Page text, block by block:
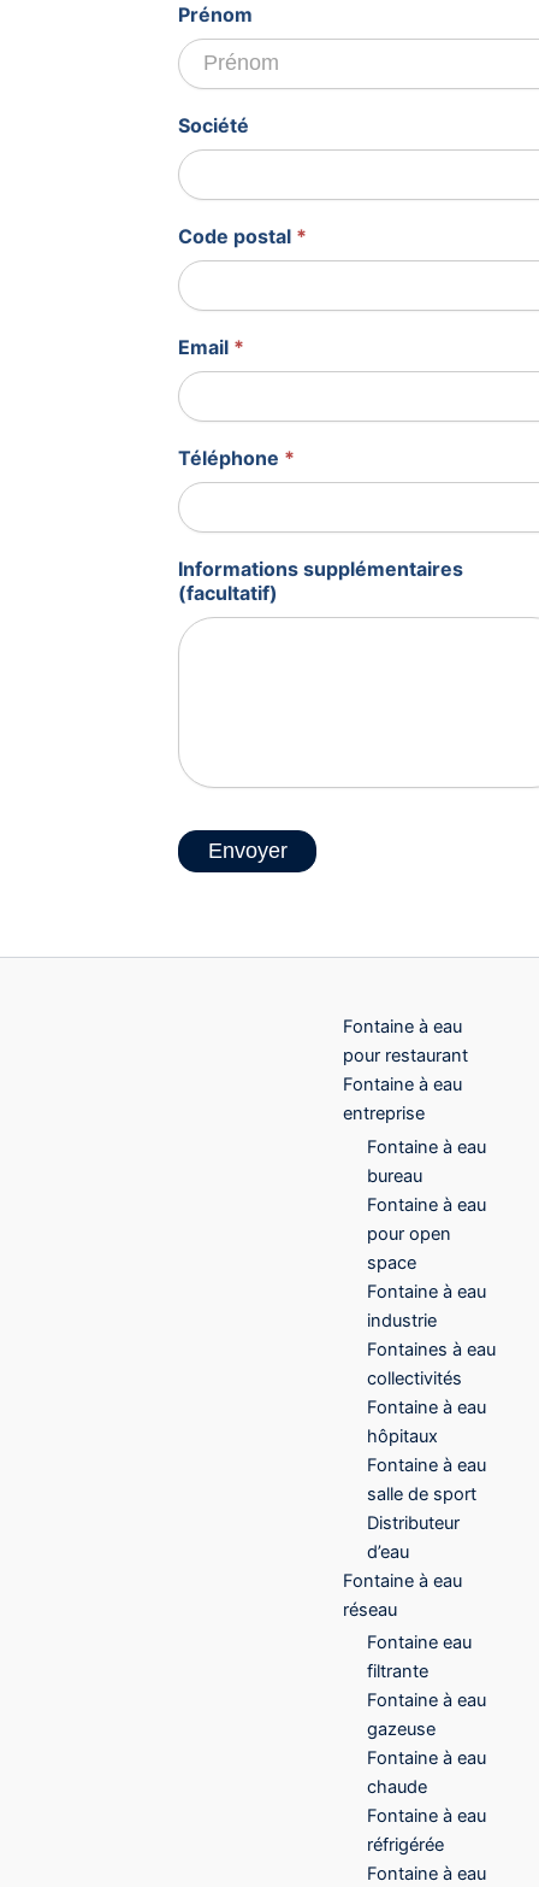
Prénom
Société
Code postal *
Email *
Téléphone *
Informations supplémentaires
(facultatif)
Envoyer
Fontaine à eau
pour restaurant
Fontaine à eau
entreprise
Fontaine à eau
bureau
Fontaine à eau
pour open
space
Fontaine à eau
industrie
Fontaines à eau
collectivités
Fontaine à eau
hôpitaux
Fontaine à eau
salle de sport
Distributeur
d’eau
Fontaine à eau
réseau
Fontaine eau
filtrante
Fontaine à eau
gazeuse
Fontaine à eau
chaude
Fontaine à eau
réfrigérée
Fontaine à eau